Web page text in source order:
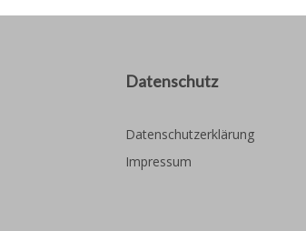
Datenschutz
Datenschutzerklärung
Impressum